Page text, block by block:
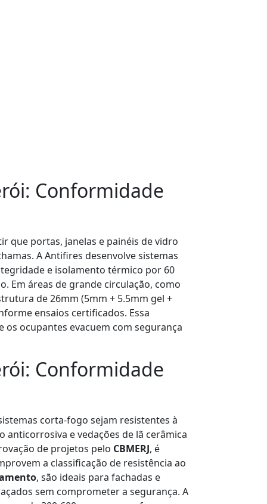
Conformidade
que portas, janelas e painéis de vidro
A Antifires desenvolve sistemas
e isolamento térmico por 60
Em áreas de grande circulação, como
de 26mm (5mm + 5.5mm gel +
ensaios certificados. Essa
os ocupantes evacuem com segurança
Conformidade
corta-fogo sejam resistentes à
anticorrosiva e vedações de lã cerâmica
de projetos pelo CBMERJ, é
a classificação de resistência ao
, são ideais para fachadas e
sem comprometer a segurança. A